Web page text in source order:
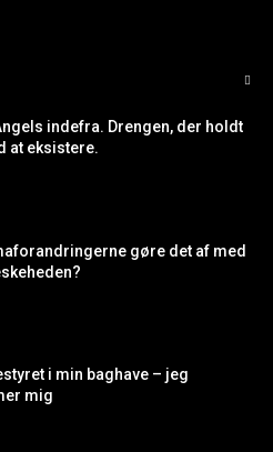
indefra. Drengen, der holdt
at eksistere.
gøre det af med
i min baghave – jeg
mig